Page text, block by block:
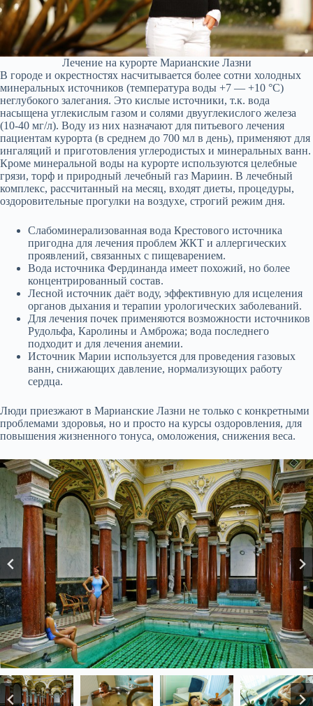
Лечение на курорте Марианские Лазни
В городе и окрестностях насчитывается более сотни холодных
минеральных источников (температура воды +7 — +10 °C)
неглубокого залегания. Это кислые источники, т.к. вода
насыщена углекислым газом и солями двууглекислого железа
(10-40 мг/л). Воду из них назначают для питьевого лечения
пациентам курорта (в среднем до 700 мл в день), применяют для
ингаляций и приготовления углеродистых и минеральных ванн.
Кроме минеральной воды на курорте используются целебные
грязи, торф и природный лечебный газ Мариин. В лечебный
комплекс, рассчитанный на месяц, входят диеты, процедуры,
оздоровительные прогулки на воздухе, строгий режим дня.
Слабоминерализованная вода Крестового источника
пригодна для лечения проблем ЖКТ и аллергических
проявлений, связанных с пищеварением.
Вода источника Фердинанда имеет похожий, но более
концентрированный состав.
Лесной источник даёт воду, эффективную для исцеления
органов дыхания и терапии урологических заболеваний.
Для лечения почек применяются возможности источников
Рудольфа, Каролины и Амброжа; вода последнего
подходит и для лечения анемии.
Источник Марии используется для проведения газовых
ванн, снижающих давление, нормализующих работу
сердца.
Люди приезжают в Марианские Лазни не только с конкретными
проблемами здоровья, но и просто на курсы оздоровления, для
повышения жизненного тонуса, омоложения, снижения веса.